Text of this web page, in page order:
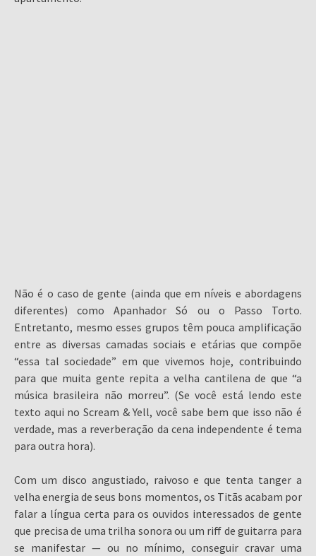
Não é o caso de gente (ainda que em níveis e abordagens
diferentes) como Apanhador Só ou o Passo Torto.
Entretanto, mesmo esses grupos têm pouca amplificação
entre as diversas camadas sociais e etárias que compõe
“essa tal sociedade” em que vivemos hoje, contribuindo
para que muita gente repita a velha cantilena de que “a
música brasileira não morreu”. (Se você está lendo este
texto aqui no Scream & Yell, você sabe bem que isso não é
verdade, mas a reverberação da cena independente é tema
para outra hora).
Com um disco angustiado, raivoso e que tenta tanger a
velha energia de seus bons momentos, os Titãs acabam por
falar a língua certa para os ouvidos interessados de gente
que precisa de uma trilha sonora ou um riff de guitarra para
se manifestar — ou no mínimo, conseguir cravar uma